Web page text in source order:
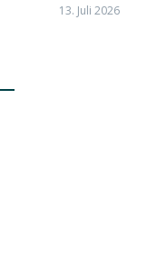
13. Juli 2026